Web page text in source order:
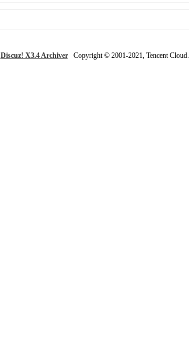
Discuz! X3.4 ArchiverCopyright © 2001-2021, Tencent Cloud.